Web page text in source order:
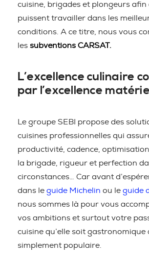
cuisine, brigades et plongeurs afin
puissent travailler dans les
conditions. A ce titre, nous vous
les subventions CARSAT.
L’excellence culinaire
par l’excellence
Le groupe SEBI propose des
cuisines professionnelles qui
productivité, cadence,
la brigade, rigueur et perfection
circonstances… Car avant
dans le guide Michelin ou le guide
nous sommes là pour vous
vos ambitions et surtout votre
cuisine qu’elle soit gastronomique
simplement populaire.